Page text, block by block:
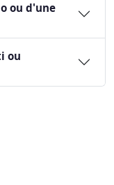
ou d'une
ou